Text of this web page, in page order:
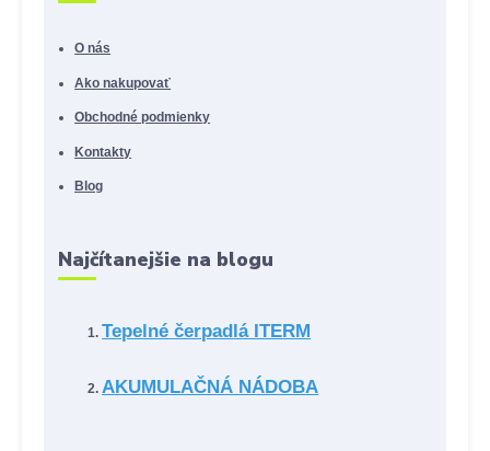
O nás
Ako nakupovať
Obchodné podmienky
Kontakty
Blog
Najčítanejšie na blogu
Tepelné čerpadlá ITERM
AKUMULAČNÁ NÁDOBA